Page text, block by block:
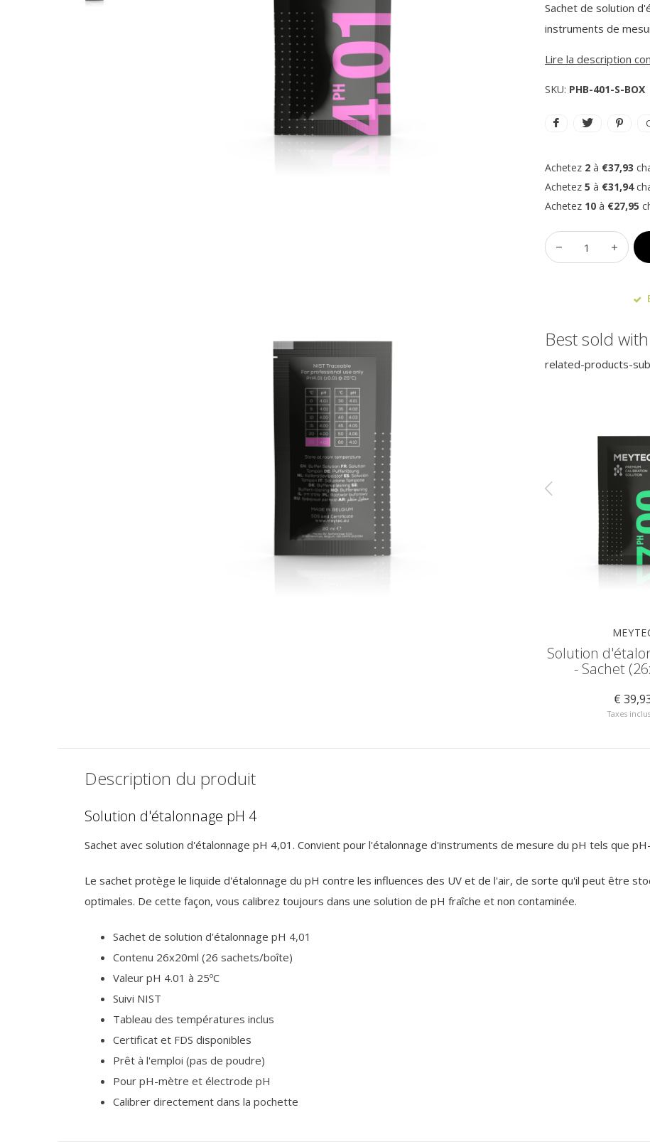
Sachet de solution
instruments de
Lire la description
SKU: PHB-401-S-BOX
Achetez 2 à €37,93
Achetez 5 à €31,94
Achetez 10 à €27,95
Best sold with
related-products-
Solution
- Sachet
€
Taxes
Description du produit
Solution d'étalonnage pH 4
Sachet avec solution d'étalonnage pH 4,01. Convient pour l'étalonnage d'instruments de mesure du pH tels que
Le sachet protège le liquide d'étalonnage du pH contre les influences des UV et de l'air, de sorte qu'il peut être
optimales. De cette façon, vous calibrez toujours dans une solution de pH fraîche et non contaminée.
Sachet de solution d'étalonnage pH 4,01
Contenu 26x20ml (26 sachets/boîte)
Valeur pH 4.01 à 25ºC
Suivi NIST
Tableau des températures inclus
Certificat et FDS disponibles
Prêt à l'emploi (pas de poudre)
Pour pH-mètre et électrode pH
Calibrer directement dans la pochette